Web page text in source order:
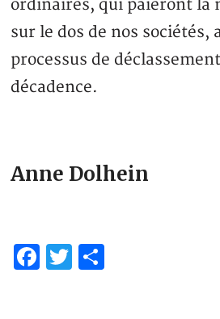
ordinaires, qui paieront la
sur le dos de nos sociétés,
processus de
décadence.
Anne Dolhein
Facebook
Twitter